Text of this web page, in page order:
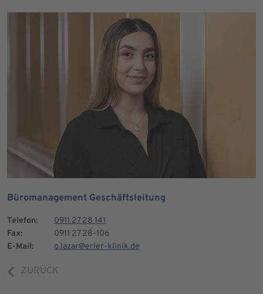
Büromanagement Geschäftsleitung
Telefon:
0911 27 28 141
Fax:
0911 27 28-106
E-Mail:
o.lazar@erler-klinik.de
ZURÜCK